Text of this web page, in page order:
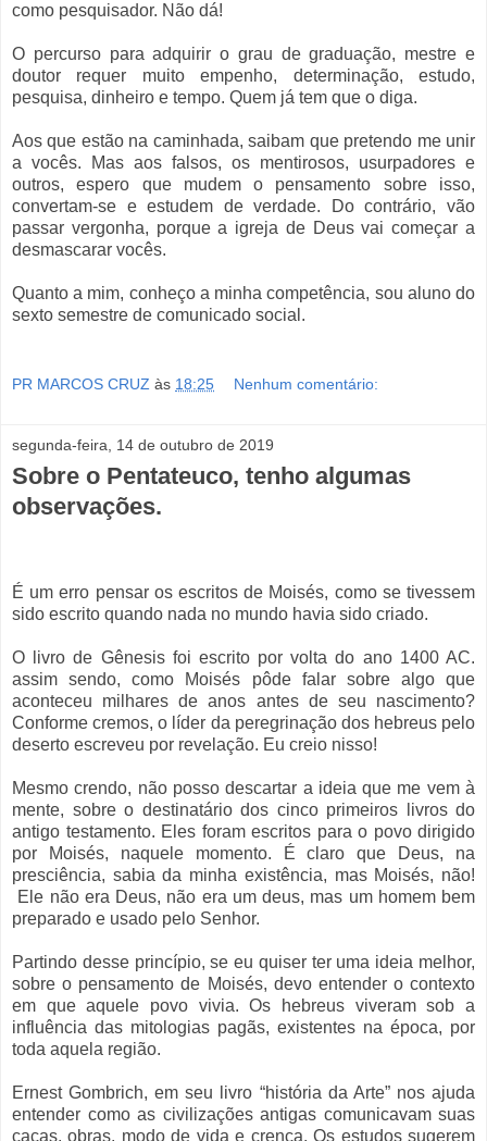
como pesquisador. Não dá!
O percurso para adquirir o grau de graduação, mestre e
doutor requer muito empenho, determinação, estudo,
pesquisa, dinheiro e tempo. Quem já tem que o diga.
Aos que estão na caminhada, saibam que pretendo me unir
a vocês. Mas aos falsos, os mentirosos, usurpadores e
outros, espero que mudem o pensamento sobre isso,
convertam-se e estudem de verdade. Do contrário, vão
passar vergonha, porque a igreja de Deus vai começar a
desmascarar vocês.
Quanto a mim, conheço a minha competência, sou aluno do
sexto semestre de comunicado social.
PR MARCOS CRUZ às 18:25 Nenhum comentário:
segunda-feira, 14 de outubro de 2019
Sobre o Pentateuco, tenho algumas
observações.
É um erro pensar os escritos de Moisés, como se tivessem
sido escrito quando nada no mundo havia sido criado.
O livro de Gênesis foi escritopor volta do ano 1400 AC.
assim sendo, como Moisés pôde falar sobre algo que
aconteceu milhares de anos antes de seu nascimento?
Conforme cremos, o líder da peregrinação dos hebreus pelo
deserto escreveu por revelação. Eu creio nisso!
Mesmo crendo, não posso descartar a ideia que me vem à
mente, sobre o destinatário dos cinco primeiros livros do
antigo testamento. Eles foram escritos para o povo dirigido
por Moisés, naquele momento. É claro que Deus, na
presciência, sabia da minha existência, mas Moisés, não!
Ele não era Deus, não era um deus, mas um homem bem
preparado e usado pelo Senhor.
Partindo desse princípio, se eu quiser ter uma ideia melhor,
sobre o pensamento de Moisés, devo entender o contexto
em que aquele povo vivia. Os hebreus viveram sob a
influência das mitologias pagãs, existentes na época, por
toda aquela região.
Ernest Gombrich, em seu livro “história da Arte” nos ajuda
entender como as civilizações antigas comunicavam suas
caças, obras, modo de vida e crença. Os estudos sugerem